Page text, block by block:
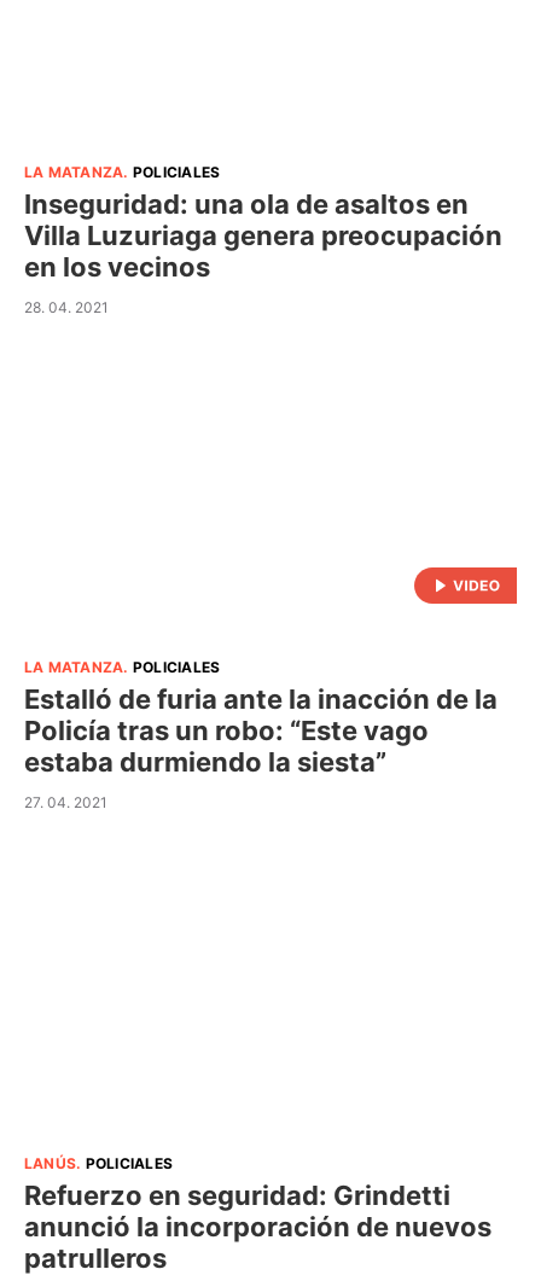
LA MATANZA. POLICIALES
Inseguridad: una ola de asaltos en
Villa Luzuriaga genera preocupación
en los vecinos
28. 04. 2021
LA MATANZA. POLICIALES
Estalló de furia ante la inacción de la
Policía tras un robo: “Este vago
estaba durmiendo la siesta”
27. 04. 2021
LANÚS. POLICIALES
Refuerzo en seguridad: Grindetti
anunció la incorporación de nuevos
patrulleros